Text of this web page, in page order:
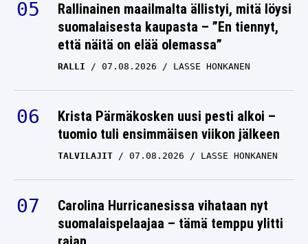
Rallinainen maailmalta ällistyi, mitä löysi
suomalaisesta kaupasta – ”En tiennyt,
että näitä on elää olemassa”
RALLI 07.08.2026 LASSE HONKANEN
Krista Pärmäkosken uusi pesti alkoi –
tuomio tuli ensimmäisen viikon jälkeen
TALVILAJIT 07.08.2026 LASSE HONKANEN
Carolina Hurricanesissa vihataan nyt
suomalaispelaajaa – tämä temppu ylitti